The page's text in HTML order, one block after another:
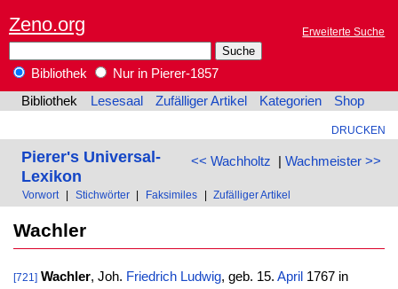
Zeno.org Erweiterte Suche
Bibliothek
Nur in Pierer-1857
Bibliothek
Lesesaal Zufälliger Artikel Kategorien Shop
DRUCKEN
<< Wachholtz | Wachmeister >>
Pierer's Universal-
Lexikon
Vorwort Stichwörter Faksimiles Zufälliger Artikel
Wachler
[721] Wachler, Joh. Friedrich Ludwig, geb. 15. April 1767 in